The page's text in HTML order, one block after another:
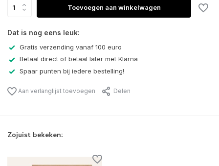
Toevoegen aan winkelwagen
Dat is nog eens leuk:
Gratis verzending vanaf 100 euro
Betaal direct of betaal later met Klarna
Spaar punten bij iedere bestelling!
Aan verlanglijst toevoegen Delen
Zojuist bekeken: